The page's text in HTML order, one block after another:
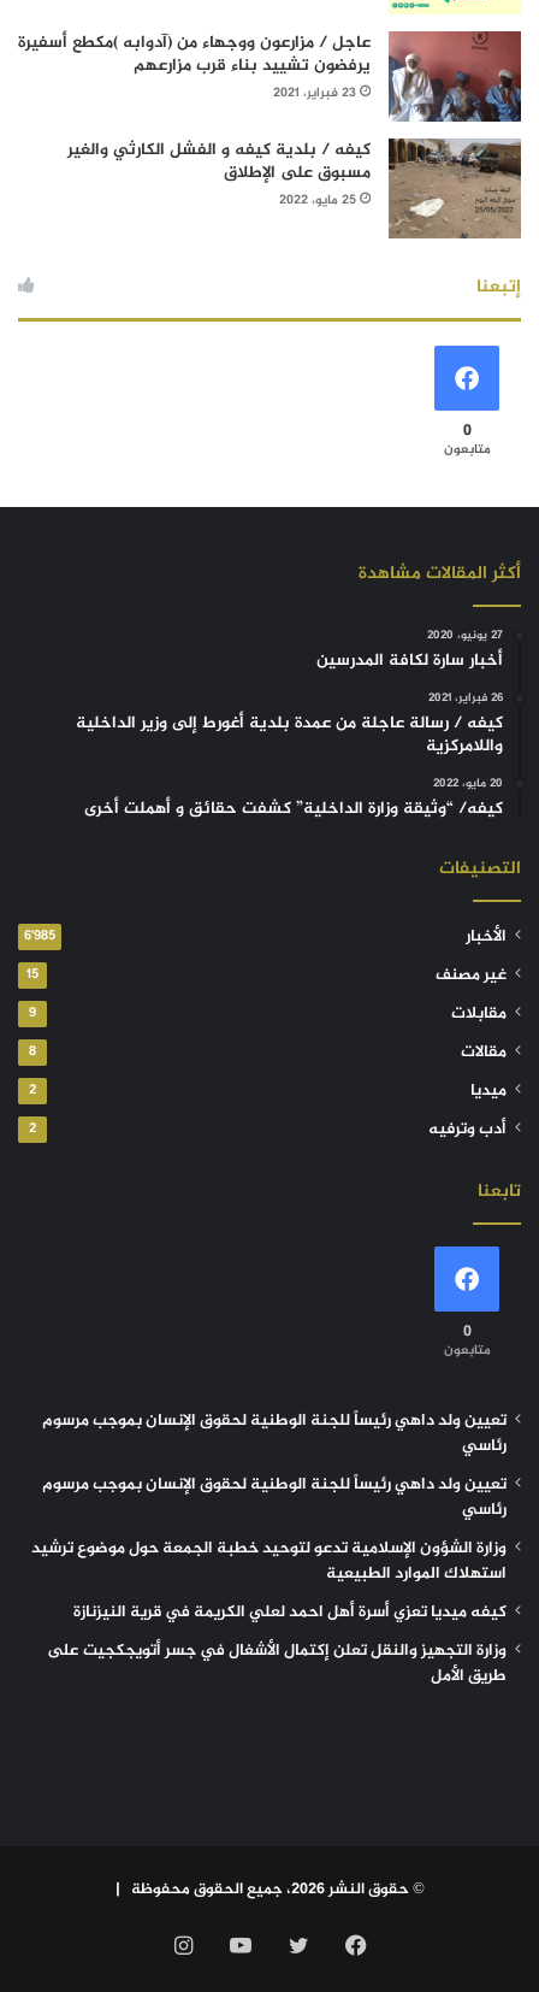
عاجل / مزارعون ووجهاء من (آدوابه )مكطع أسفيرة
يرفضون تشييد بناء قرب مزارعهم
23 فبراير، 2021
كيفه / بلدية كيفه و الفشل الكارثي والغير
مسبوق على الإطلاق
25 مايو، 2022
إتبعنا
0
متابعون
أكثر المقالات مشاهدة
27 يونيو، 2020
أخبار سارة لكافة المدرسين
26 فبراير، 2021
كيفه / رسالة عاجلة من عمدة بلدية أغورط إلى وزير الداخلية
واللامركزية
20 مايو، 2022
كيفه/ “وثيقة وزارة الداخلية” كشفت حقائق و أهملت أخرى
التصنيفات
الأخبار 6٬985
غير مصنف 15
مقابلات 9
مقالات 8
ميديا 2
أدب وترفيه 2
تابعنا
0
متابعون
تعيين ولد داهي رئيساً للجنة الوطنية لحقوق الإنسان بموجب مرسوم
رئاسي
تعيين ولد داهي رئيساً للجنة الوطنية لحقوق الإنسان بموجب مرسوم
رئاسي
وزارة الشؤون الإسلامية تدعو لتوحيد خطبة الجمعة حول موضوع ترشيد
استهلاك الموارد الطبيعية
كيفه ميديا تعزي أسرة أهل احمد لعلي الكريمة في قرية النيزنازة
وزارة التجهيز والنقل تعلن إكتمال الأشغال في جسر أتويجكجيت على
طريق الأمل
© حقوق النشر 2026، جميع الحقوق محفوظة |
فيسبوك تويتر يوتيوب